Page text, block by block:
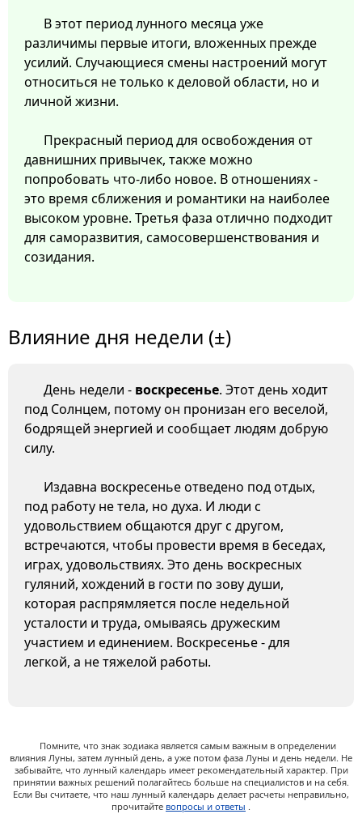
В этот период лунного месяца уже
различимы первые итоги, вложенных прежде
усилий. Случающиеся смены настроений могут
относиться не только к деловой области, но и
личной жизни.
Прекрасный период для освобождения от
давнишних привычек, также можно
попробовать что-либо новое. В отношениях -
это время сближения и романтики на наиболее
высоком уровне. Третья фаза отлично подходит
для саморазвития, самосовершенствования и
созидания.
Влияние дня недели (±)
День недели - воскресенье. Этот день ходит
под Солнцем, потому он пронизан его веселой,
бодрящей энергией и сообщает людям добрую
силу.
Издавна воскресенье отведено под отдых,
под работу не тела, но духа. И люди с
удовольствием общаются друг с другом,
встречаются, чтобы провести время в беседах,
играх, удовольствиях. Это день воскресных
гуляний, хождений в гости по зову души,
которая распрямляется после недельной
усталости и труда, омываясь дружеским
участием и единением. Воскресенье - для
легкой, а не тяжелой работы.
Помните, что знак зодиака является самым важным в определении
влияния Луны, затем лунный день, а уже потом фаза Луны и день недели. Не
забывайте, что лунный календарь имеет рекомендательный характер. При
принятии важных решений полагайтесь больше на специалистов и на себя.
Если Вы считаете, что наш лунный календарь делает расчеты неправильно,
прочитайте вопросы и ответы .